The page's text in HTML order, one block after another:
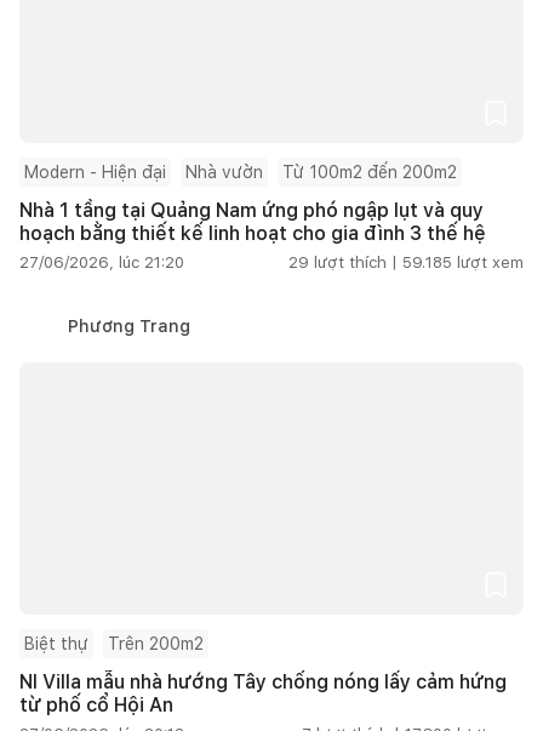
Modern - Hiện đại Nhà vườn Từ 100m2 đến 200m2
Nhà 1 tầng tại Quảng Nam ứng phó ngập lụt và quy
hoạch bằng thiết kế linh hoạt cho gia đình 3 thế hệ
27/06/2026, lúc 21:20 29 lượt thích | 59.185 lượt xem
Phương Trang
Biệt thự Trên 200m2
NI Villa mẫu nhà hướng Tây chống nóng lấy cảm hứng
từ phố cổ Hội An